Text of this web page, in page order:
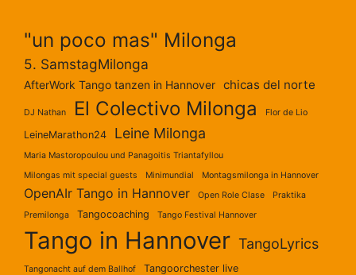
"un poco mas" Milonga
5. SamstagMilonga
AfterWork Tango tanzen in Hannover chicas del norte
DJ Nathan El Colectivo Milonga Flor de Lio
LeineMarathon24 Leine Milonga
Maria Mastoropoulou und Panagoitis Triantafyllou
Milongas mit special guests
Minimundial Montagsmilonga in Hannover
OpenAIr Tango in Hannover Open Role Clase
Praktika
Premilonga
Tangocoaching Tango Festival Hannover
Tango in Hannover TangoLyrics
Tangonacht auf dem Ballhof Tangoorchester live